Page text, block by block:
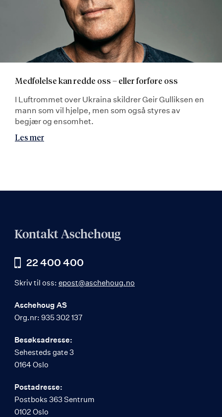
Medfølelse kan redde oss – eller forføre oss
I Luftrommet over Ukraina skildrer Geir Gulliksen en
mann som vil hjelpe, men som også styres av
begjær og ensomhet.
Les mer
Kontakt Aschehoug
22 400 400
Skriv til oss: epost@aschehoug.no
Aschehoug AS
Org.nr: 935 302 137
Besøksadresse:
Sehesteds gate 3
0164 Oslo
Postadresse:
Postboks 363 Sentrum
0102 Oslo